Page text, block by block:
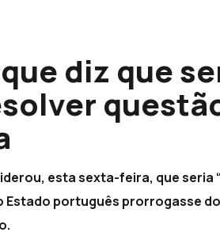
diz que
esta sexta-feira, que seria
Estado português prorrogasse